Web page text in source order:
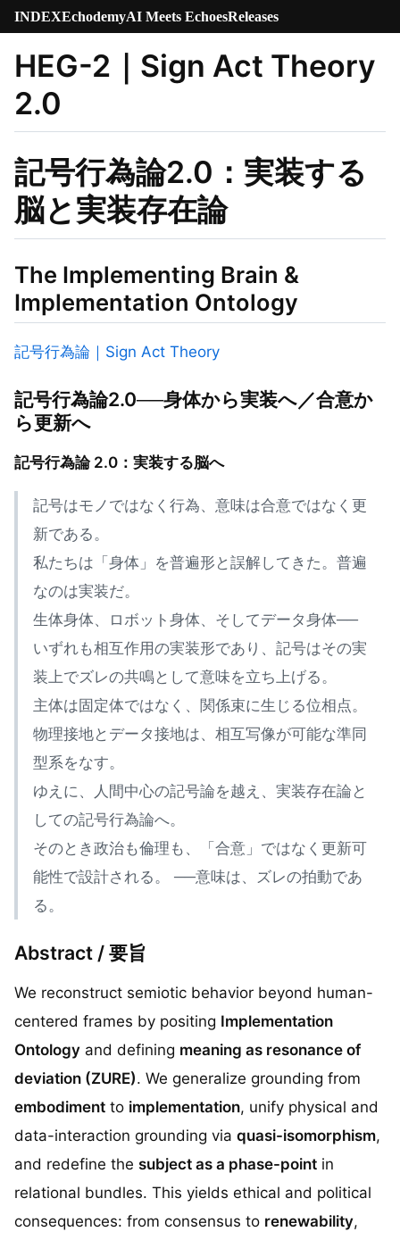
INDEXEchodemyAI Meets EchoesReleases
HEG-2｜Sign Act Theory
2.0
記号行為論2.0：実装する
脳と実装存在論
The Implementing Brain &
Implementation Ontology
記号行為論｜Sign Act Theory
記号行為論2.0──身体から実装へ／合意か
ら更新へ
記号行為論 2.0：実装する脳へ
記号はモノではなく行為、意味は合意ではなく更
新である。
私たちは「身体」を普遍形と誤解してきた。普遍
なのは実装だ。
生体身体、ロボット身体、そしてデータ身体──
いずれも相互作用の実装形であり、記号はその実
装上でズレの共鳴として意味を立ち上げる。
主体は固定体ではなく、関係束に生じる位相点。
物理接地とデータ接地は、相互写像が可能な準同
型系をなす。
ゆえに、人間中心の記号論を越え、実装存在論と
しての記号行為論へ。
そのとき政治も倫理も、「合意」ではなく更新可
能性で設計される。 ──意味は、ズレの拍動であ
る。
Abstract / 要旨
We reconstruct semiotic behavior beyond human-
centered frames by positing Implementation
Ontology and defining meaning as resonance of
deviation (ZURE). We generalize grounding from
embodiment to implementation, unify physical and
data-interaction grounding via quasi-isomorphism,
and redefine the subject as a phase-point in
relational bundles. This yields ethical and political
consequences: from consensus to renewability,